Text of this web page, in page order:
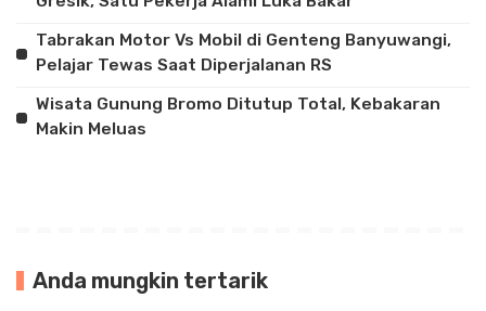
Tabrakan Motor Vs Mobil di Genteng Banyuwangi,
Pelajar Tewas Saat Diperjalanan RS
Wisata Gunung Bromo Ditutup Total, Kebakaran
Makin Meluas
Anda mungkin tertarik